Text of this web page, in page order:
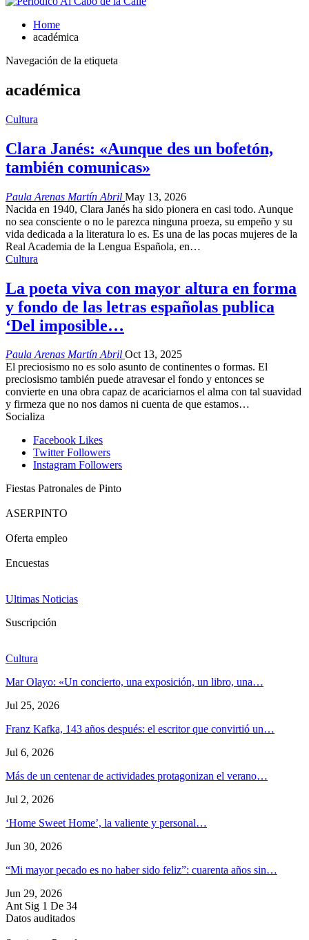
Home
académica
Navegación de la etiqueta
académica
Cultura
Clara Janés: «Aunque des un bofetón,
también comunicas»
Paula Arenas Martín Abril May 13, 2026
Nacida en 1940, Clara Janés ha sido pionera en casi todo. Aunque
no sea consciente o no le parezca ninguna proeza, su empeño y su
vida dedicada a la literatura lo es. Es una de las pocas mujeres de la
Real Academia de la Lengua Española, en…
Cultura
La poeta viva con mayor altura en forma
y fondo de las letras españolas publica
‘Del imposible…
Paula Arenas Martín Abril Oct 13, 2025
El preciosismo no es solo asunto de continentes o formas. El
preciosismo también puede atravesar el fondo y entonces se
convierte en una obra capaz de acariciarnos el alma con tal suavidad
y firmeza que no nos damos ni cuenta de que estamos…
Socializa
Facebook Likes
Twitter Followers
Instagram Followers
Fiestas Patronales de Pinto
ASERPINTO
Oferta empleo
Encuestas
Ultimas Noticias
Suscripción
Cultura
Mar Olayo: «Un concierto, una exposición, un libro, una…
Jul 25, 2026
Franz Kafka, 143 años después: el escritor que convirtió un…
Jul 6, 2026
Más de un centenar de actividades protagonizan el verano…
Jul 2, 2026
‘Home Sweet Home’, la valiente y personal…
Jun 30, 2026
“Mi mayor pecado es no haber sido feliz”: cuarenta años sin…
Jun 29, 2026
Ant Sig 1 De 34
Datos auditados